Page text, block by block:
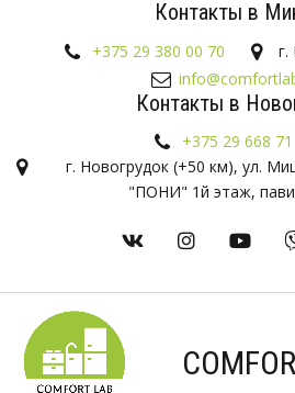
Контакты в
+375 29 380 00 70
Контакты в
+375 29 668
г. Новогрудок (+50 км), ул.
"ПОНИ" 1й этаж,